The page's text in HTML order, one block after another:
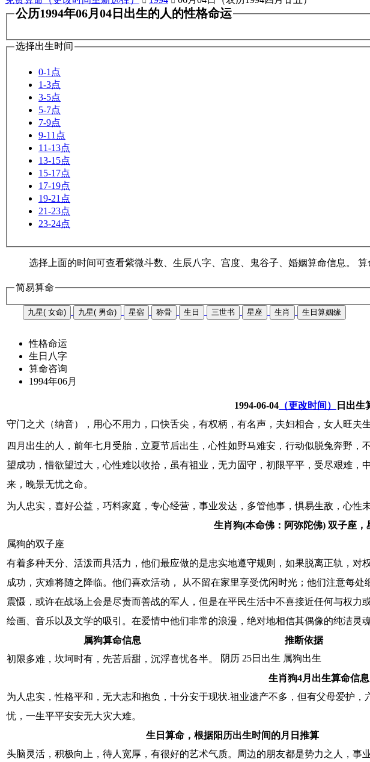
公历1994年06月04日出生的人的性格命运
选择出生时间
0-1点
1-3点
3-5点
5-7点
7-9点
9-11点
11-13点
13-15点
15-17点
17-19点
19-21点
21-23点
23-24点
选择上面的时间可查看紫微斗数、生辰八字、宫度、鬼谷子、婚姻算命信息。 算
简易算命
九星( 女命) 九星( 男命) 星宿 称骨 生日 三世书 星座 生肖 生日算姻缘
性格命运
生日八字
算命咨询
1994年06月
1994-06-04 （更改时间） 日出生
守门之犬（纳音），用心不用力，口快舌尖，有权柄，有名声，夫妇相合，女人旺夫
四月出生的人，前年七月受胎，立夏节后出生，心性如野马难安，行动似脱兔奔野
望成功，惜欲望过大，心性难以收拾，虽有祖业，无力固守，初限平平，受尽艰难，
来，晚景无忧之命。
为人忠实，喜好公益，巧料家庭，专心经营，事业发达，多管他事，惧易生敌，心性
生肖狗(本命佛：阿弥陀佛) 双子座，
属狗的双子座
有着多种天分、活泼而具活力，他们最应做的是忠实地遵守规则，如果脱离正轨，对
成功，灾难将随之降临。他们喜欢活动， 从不留在家里享受优闲时光；他们注意每
震慑，或许在战场上会是尽责而善战的军人，但是在平民生活中不喜接近任何与权
绘画、音乐以及文学的吸引。在爱情中他们非常的浪漫，绝对地相信其偶像的纯洁灵
属狗算命信息
推断依据
初限多难，坎坷时有，先苦后甜，沉浮喜忧各半。
阴历 25日出生 属狗出生
生肖狗4月出生算命信息
为人忠实，性格平和，无大志和抱负，十分安于现状.祖业遗产不多，但有父母爱护
忧，一生平平安安无大灾大难。
生日算命，根据阳历出生时间的月日推算
头脑灵活，积极向上，待人宽厚，有很好的艺术气质。周边的朋友都是势力之人，事